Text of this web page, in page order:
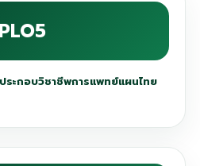
PLO5
ระกอบวิชาชีพการแพทย์แผนไทย